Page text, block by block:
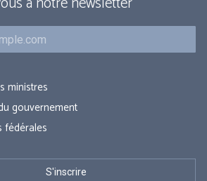
ministres
gouvernement
fédérales